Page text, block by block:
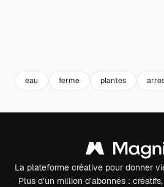
eau ferme plantes
La plateforme créative pour donner
Plus d’un million d’abonnés :